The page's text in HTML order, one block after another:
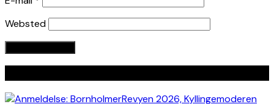
Websted